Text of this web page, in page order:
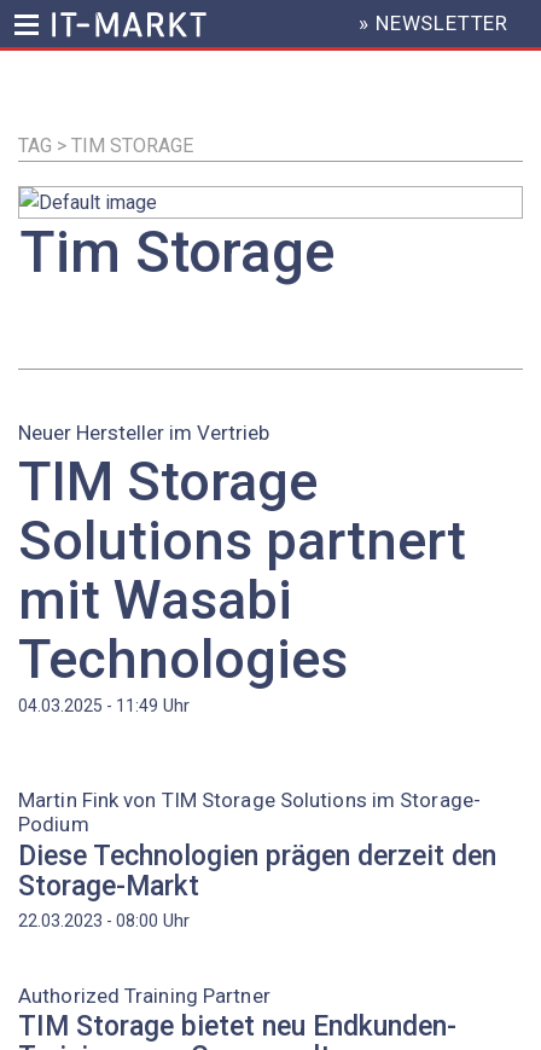
Inhalt
HEADER
MENU
» NEWSLETTER
TAG > TIM STORAGE
Tim Storage
Neuer Hersteller im Vertrieb
TIM Storage
Solutions partnert
mit Wasabi
Technologies
04.03.2025 - 11:49 Uhr
Martin Fink von TIM Storage Solutions im Storage-
Podium
Diese Technologien prägen derzeit den
Storage-Markt
22.03.2023 - 08:00 Uhr
Authorized Training Partner
TIM Storage bietet neu Endkunden-